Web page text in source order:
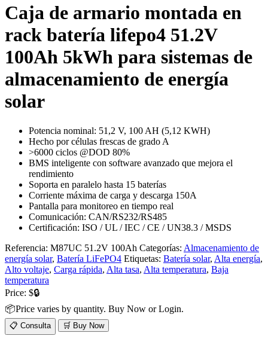
Caja de armario montada en
rack batería lifepo4 51.2V
100Ah 5kWh para sistemas de
almacenamiento de energía
solar
Potencia nominal: 51,2 V, 100 AH (5,12 KWH)
Hecho por células frescas de grado A
>6000 ciclos @DOD 80%
BMS inteligente con software avanzado que mejora el
rendimiento
Soporta en paralelo hasta 15 baterías
Corriente máxima de carga y descarga 150A
Pantalla para monitoreo en tiempo real
Comunicación: CAN/RS232/RS485
Certificación: ISO / UL / IEC / CE / UN38.3 / MSDS
Referencia: M87UC 51.2V 100Ah Categorías: Almacenamiento de
energía solar, Batería LiFePO4 Etiquetas: Batería solar, Alta energía,
Alto voltaje, Carga rápida, Alta tasa, Alta temperatura, Baja
temperatura
Price: $🔒
📦Price varies by quantity. Buy Now or Login.
📋 Consulta 🛒 Buy Now